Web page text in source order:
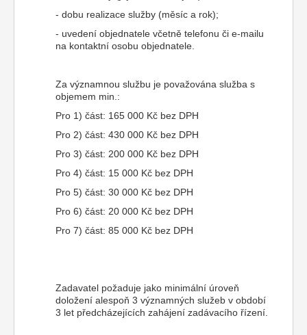
- dobu realizace služby (měsíc a rok);
- uvedení objednatele včetně telefonu či e-mailu
na kontaktní osobu objednatele.
Za významnou službu je považována služba s
objemem min.:
Pro 1) část: 165 000 Kč bez DPH
Pro 2) část: 430 000 Kč bez DPH
Pro 3) část: 200 000 Kč bez DPH
Pro 4) část: 15 000 Kč bez DPH
Pro 5) část: 30 000 Kč bez DPH
Pro 6) část: 20 000 Kč bez DPH
Pro 7) část: 85 000 Kč bez DPH
Zadavatel požaduje jako minimální úroveň
doložení alespoň 3 významných služeb v období
3 let předcházejících zahájení zadávacího řízení.